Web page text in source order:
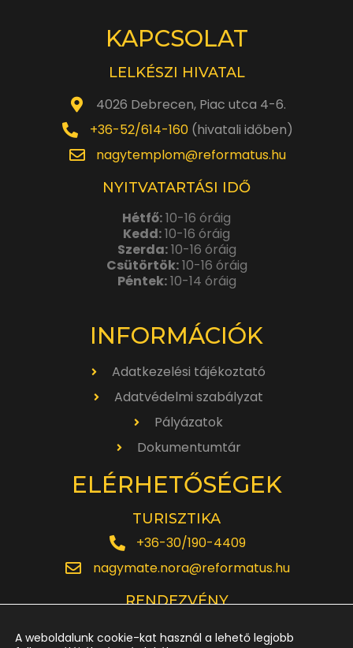
KAPCSOLAT
LELKÉSZI HIVATAL
4026 Debrecen, Piac utca 4-6.
+36-52/614-160(hivatali időben)
nagytemplom@reformatus.hu
NYITVATARTÁSI IDŐ
Hétfő:10-16 óráig
Kedd:10-16 óráig
Szerda:10-16 óráig
Csütörtök:10-16 óráig
Péntek:10-14 óráig
INFORMÁCIÓK
Adatkezelési tájékoztató
Adatvédelmi szabályzat
Pályázatok
Dokumentumtár
ELÉRHETŐSÉGEK
TURISZTIKA
+36-30/190-4409
nagymate.nora@reformatus.hu
RENDEZVÉNY
A weboldalunk cookie-kat használ a lehető legjobb